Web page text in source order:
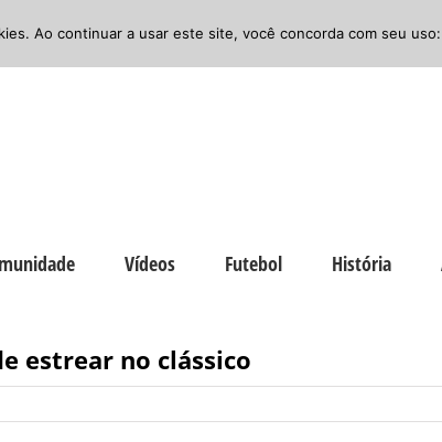
Vídeos Futebol História
estrear no clássico
Ao continuar a usar este site, você concorda com seu uso: